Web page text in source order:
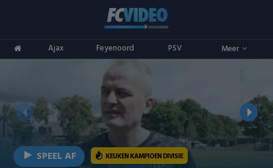
Ajax Feyenoord PSV Meer
ADO Den Haag
AZ
Excelsior
Competities
Keuken Kampioen Divisie
KNVB Beker
Goals & Samenvattingen
SPEEL AF KEUKEN KAMPIOEN DIVISIE